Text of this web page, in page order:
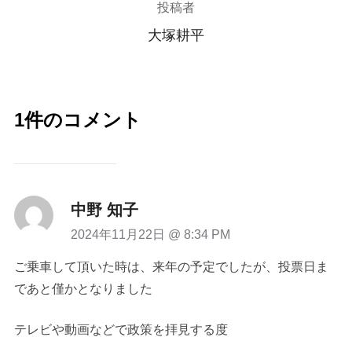
投稿者
大塚耕平
1件のコメント
中野 知子
2024年11月22日 @ 8:34 PM
ご乗車して頂いた時は、来年の予定でしたが、投票日ま
であと僅かとなりました
テレビや動画などで政策を拝見する度